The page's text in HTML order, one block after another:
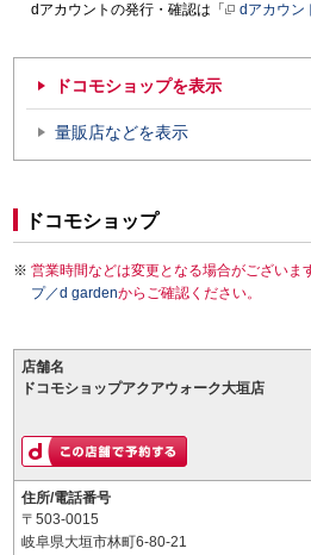
dアカウントの発行・確認は「
dアカウン
ドコモショップを表示
量販店などを表示
ドコモショップ
営業時間などは変更となる場合がございま
プ／d gardenからご確認ください。
店舗名
ドコモショップアクアウォーク大垣店
住所/電話番号
〒503-0015
岐阜県大垣市林町6-80-21